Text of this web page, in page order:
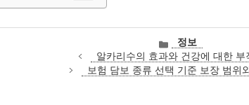
카
테
고
정보
알카리수의 효과와 건강에 대한 부
보험 담보 종류 선택 기준 보장 범위